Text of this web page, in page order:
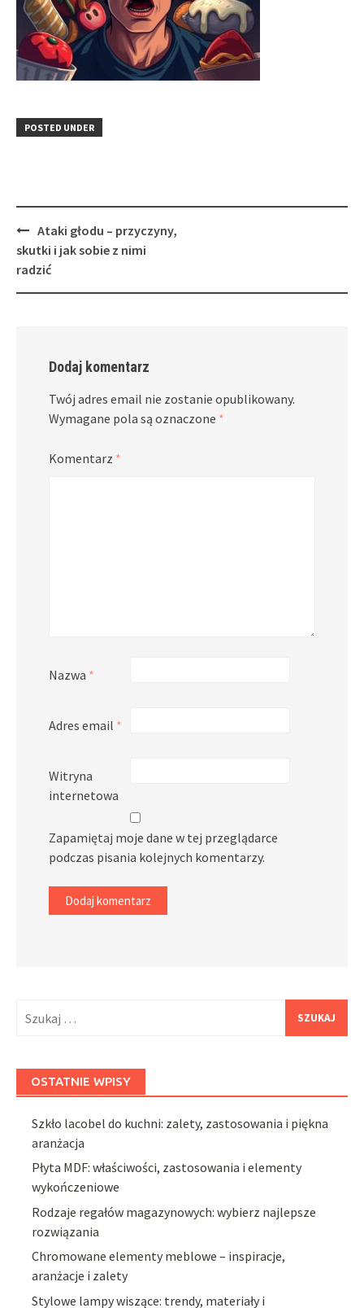
POSTED UNDER
Post
navigation
Ataki głodu – przyczyny,
skutki i jak sobie z nimi
radzić
Dodaj komentarz
Twój adres email nie zostanie opublikowany.
Wymagane pola są oznaczone *
Komentarz *
Nazwa *
Adres email *
Witryna
internetowa
Zapamiętaj moje dane w tej przeglądarce
podczas pisania kolejnych komentarzy.
OSTATNIE WPISY
Szkło lacobel do kuchni: zalety, zastosowania i piękna
aranżacja
Płyta MDF: właściwości, zastosowania i elementy
wykończeniowe
Rodzaje regałów magazynowych: wybierz najlepsze
rozwiązania
Chromowane elementy meblowe – inspiracje,
aranżacje i zalety
Stylowe lampy wiszące: trendy, materiały i